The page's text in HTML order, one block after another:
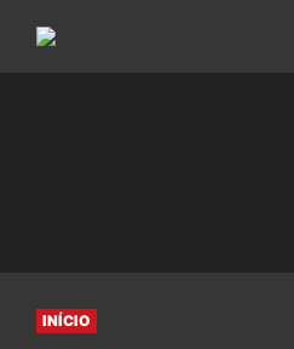
INÍCIO